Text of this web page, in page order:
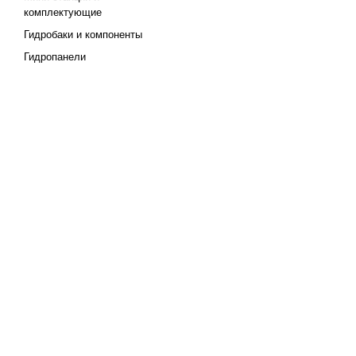
комплектующие
Гидробаки и компоненты
Гидропанели